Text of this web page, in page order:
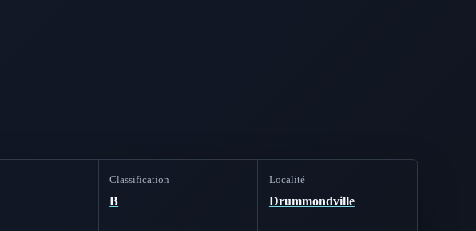
Classification
B
Localité
Drummondville